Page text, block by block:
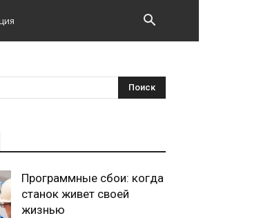
Программные сбои: когда
станок живет своей
жизнью